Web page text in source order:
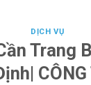
DỊCH VỤ
Trang